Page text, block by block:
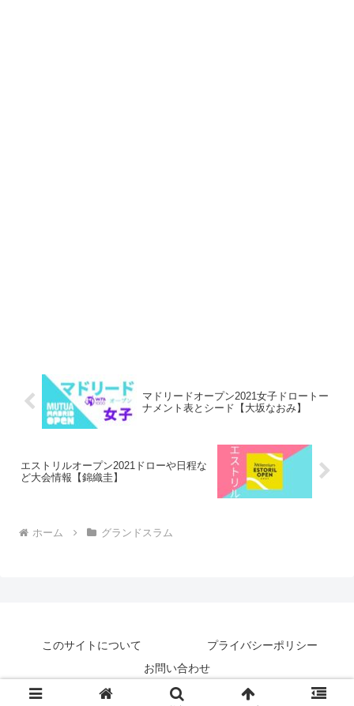
マドリードオープン2021女子ドロートー
ナメント表とシード【大坂なおみ】
エストリルオープン2021ドローや日程な
ど大会情報【錦織圭】
ホーム グランドスラム
このサイトについて
プライバシーポリシー
お問い合わせ
© 2018-2026 テニナゾ.